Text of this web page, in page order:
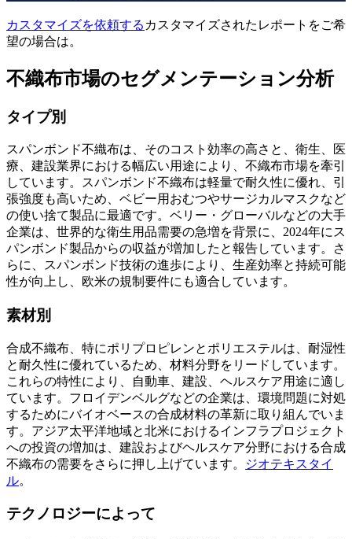
カスタマイズを依頼する カスタマイズされたレポートをご希
望の場合は。
不織布市場のセグメンテーション分析
タイプ別
スパンボンド不織布は、そのコスト効率の高さと、衛生、医
療、建設業界における幅広い用途により、不織布市場を牽引
しています。スパンボンド不織布は軽量で耐久性に優れ、引
張強度も高いため、ベビー用おむつやサージカルマスクなど
の使い捨て製品に最適です。ベリー・グローバルなどの大手
企業は、世界的な衛生用品需要の急増を背景に、2024年にス
パンボンド製品からの収益が増加したと報告しています。さ
らに、スパンボンド技術の進歩により、生産効率と持続可能
性が向上し、欧米の規制要件にも適合しています。
素材別
合成不織布、特にポリプロピレンとポリエステルは、耐湿性
と耐久性に優れているため、材料分野をリードしています。
これらの特性により、自動車、建設、ヘルスケア用途に適し
ています。フロイデンベルグなどの企業は、環境問題に対処
するためにバイオベースの合成材料の革新に取り組んでいま
す。アジア太平洋地域と北米におけるインフラプロジェクト
への投資の増加は、建設およびヘルスケア分野における合成
不織布の需要をさらに押し上げています。
ジオテキスタイ
ル。
テクノロジーによって